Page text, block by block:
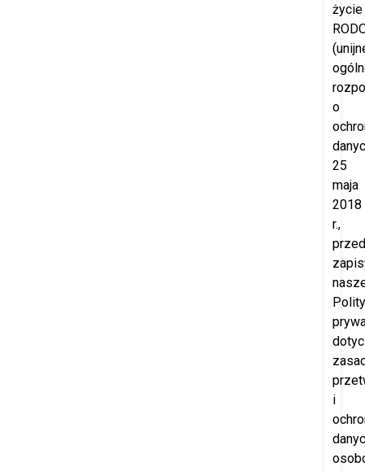
życie
o
25
maja
2018
r.,
i